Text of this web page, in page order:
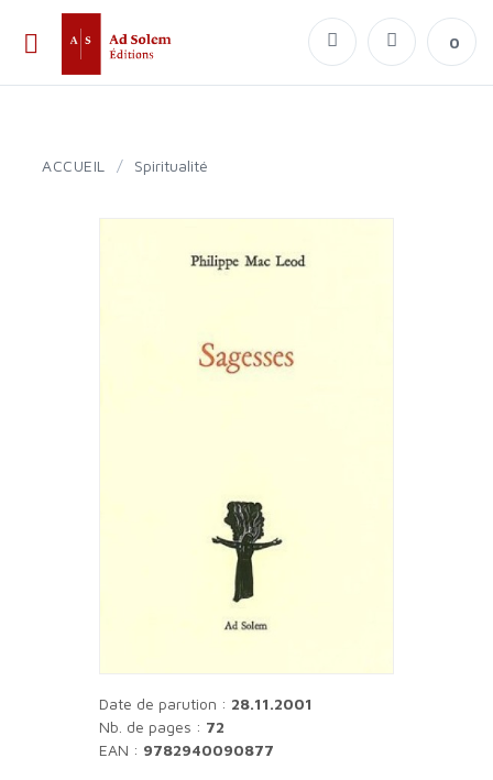
0
ACCUEIL / Spiritualité
Date de parution : 28.11.2001
Nb. de pages : 72
EAN : 9782940090877